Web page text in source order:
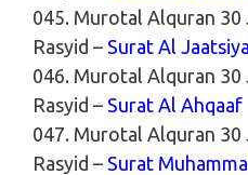
045. Murotal Alquran 30
Rasyid – Surat Al
046. Murotal Alquran 30
Rasyid – Surat Al Ahqaaf
047. Murotal Alquran 30
Rasyid – Surat